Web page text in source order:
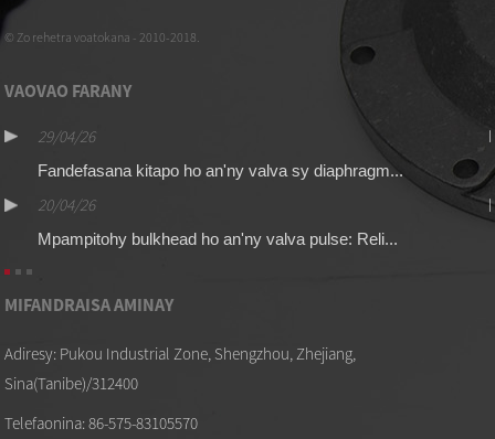
© Zo rehetra voatokana - 2010-2018.
VAOVAO FARANY
29/04/26
Fandefasana kitapo ho an'ny valva sy diaphragm...
20/04/26
Mpampitohy bulkhead ho an'ny valva pulse: Reli...
MIFANDRAISA AMINAY
Adiresy: Pukou Industrial Zone, Shengzhou, Zhejiang,
Sina(Tanibe)/312400
Telefaonina: 86-575-83105570